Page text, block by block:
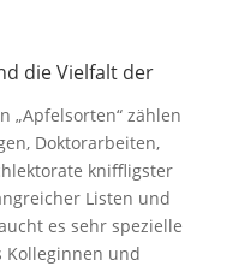
die Vielfalt der
„Apfelsorten“ zählen
Doktorarbeiten,
kniffligster
Listen und
es sehr spezielle
Kolleginnen und